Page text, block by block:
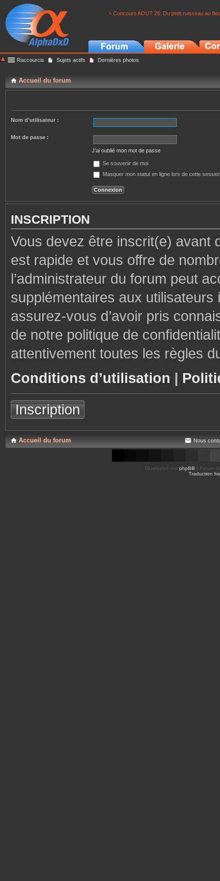
> Concours AOUT 26: Du petit ruisseau au
Raccourcis Sujets actifs Dernières photos
Accueil du forum
Nom d’utilisateur :
Mot de passe :
J’ai oublié mon mot de passe
Se souvenir de moi
Masquer mon statut en ligne lors de cette
INSCRIPTION
Vous devez être inscrit(e) avant
est rapide et vous offre de
l’administrateur du forum peut
supplémentaires aux
assurez-vous d’avoir pris
de notre politique de
attentivement toutes les règles
Conditions d’utilisation |
Inscription
Accueil du forum Nous
Développé par phpBB ® Forum
Traduction